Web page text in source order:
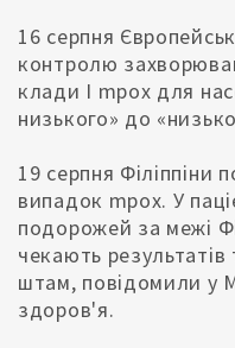
16 серпня
контролю
клади I mpox для
низького» до
19 серпня Філіппіни
випадок mpox. У
подорожей за межі
чекають
штам, повідомили у
здоров'я.